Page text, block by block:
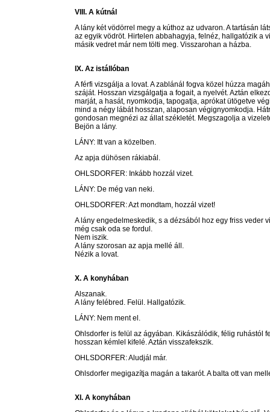
VIII. A kútnál
A lány két vödörrel megy a kúthoz az udvaron. A tartásán
az egyik vödröt. Hirtelen abbahagyja, felnéz, hallgatózik a
másik vedret már nem tölti meg. Visszarohan a házba.
IX. Az istállóban
A férfi vizsgálja a lovat. A zablánál fogva közel húzza
száját. Hosszan vizsgálgatja a fogait, a nyelvét. Aztán
marját, a hasát, nyomkodja, tapogatja, aprókat ütögetve
mind a négy lábát hosszan, alaposan végignyomkodja.
gondosan megnézi az állat székletét. Megszagolja a
Bejön a lány.
LÁNY: Itt van a közelben.
Az apja dühösen rákiabál.
OHLSDORFER: Inkább hozzál vizet.
LÁNY: De még van neki.
OHLSDORFER: Azt mondtam, hozzál vizet!
A lány engedelmeskedik, s a dézsából hoz egy friss veder
még csak oda se fordul.
Nem iszik.
A lány szorosan az apja mellé áll.
Nézik a lovat.
X. A konyhában
Alszanak.
A lány felébred. Felül. Hallgatózik.
LÁNY: Nem ment el.
Ohlsdorfer is felül az ágyában. Kikászálódik, félig ruhástól
hosszan kémlel kifelé. Aztán visszafekszik.
OHLSDORFER: Aludjál már.
Ohlsdorfer megigazítja magán a takarót. A balta ott van
XI. A konyhában